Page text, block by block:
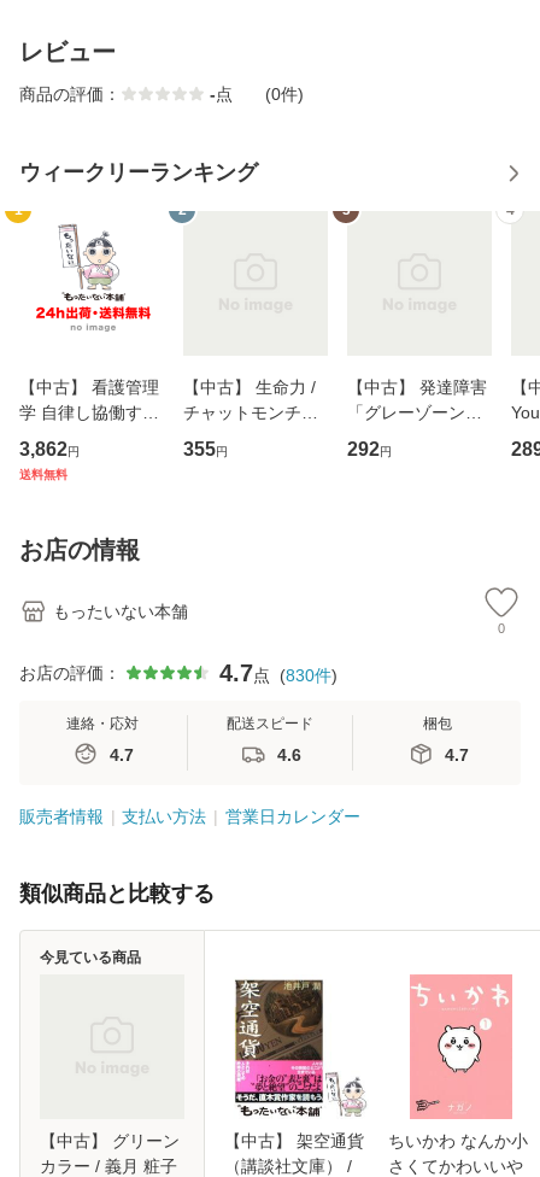
レビュー
商品の評価： -点 (0件)
ウィークリーランキング
1
【中古】 看護管理
学 自律し協働する
専門職の看護マネ
ジメントスキル 改
恵 藤本幸三 / 南江
堂 [単行
3,862円
送料無料
2
【中古】 生命力 /
チャットモンチー /
キューンレコード
[CD]【メール便送
355円
3
【中古】 発達障害
「グレーゾーン」
その正しい理解と
克服法 (SB新書 57
292円
4
【
のが
お店の情報
もったいない本舗
0
お店の評価： 4.7点 (830件)
連絡・応対
4.7
配送スピード
4.6
梱包
4.7
販売者情報 支払い方法 営業日カレンダー
類似商品と比較する
【中古】 グリーン
カラー / 義月 粧子
今見ている商品
【中古】 架空通貨
（講談社文庫） /
ちいかわ なんか小
さくてかわいいや